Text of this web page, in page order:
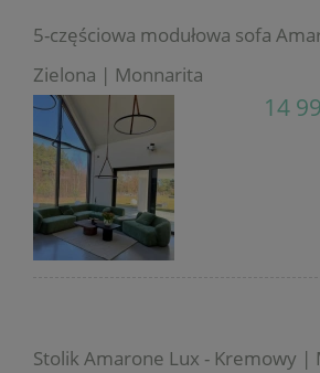
5-częściowa modułowa sofa
Zielona | Monnarita
14
Stolik Amarone Lux - Kremowy |